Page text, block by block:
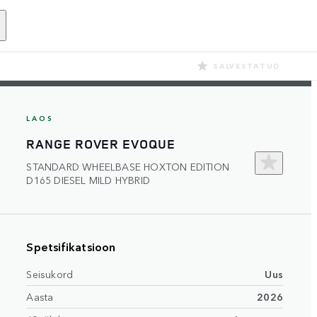
SALVESTATUD
LAOS
RANGE ROVER EVOQUE
STANDARD WHEELBASE HOXTON EDITION
D165 DIESEL MILD HYBRID
Spetsifikatsioon
Seisukord
Uus
Aasta
2026